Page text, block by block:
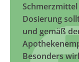
Dosierung
und gemäß
Besonders